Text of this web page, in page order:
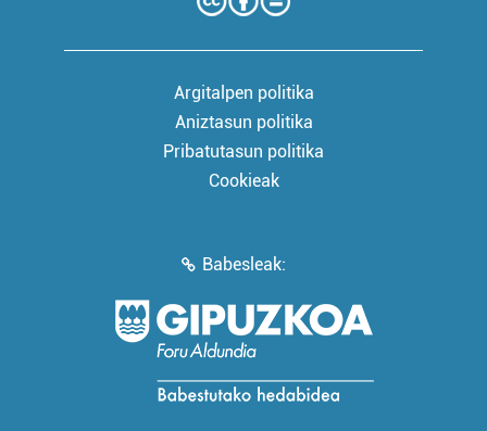
Argitalpen politika
Aniztasun politika
Pribatutasun politika
Cookieak
Babesleak: